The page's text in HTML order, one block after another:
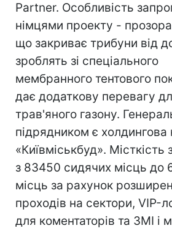
Partner. Особливість
німцями проекту -
що закриває трибуни від
зроблять зі спеціального
мембранного тентового
дає додаткову перевагу
трав'яного газону.
підрядником є холдингова
«Київміськбуд».
з 83450 сидячих місць до
місць за рахунок
проходів на сектори, VIP-
для коментаторів та ЗМІ і